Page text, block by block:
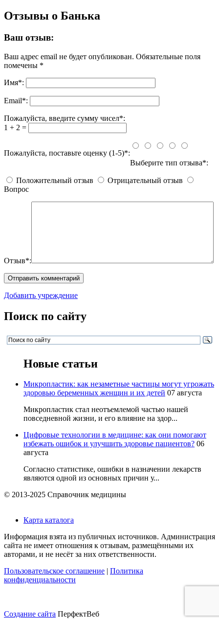
Отзывы о Банька
Ваш отзыв:
Ваш адрес email не будет опубликован. Обязательные поля
помечены *
Имя*:
Email*:
Пожалуйста, введите сумму чисел*:
1 + 2 =
Пожалуйста, поставьте оценку (1-5)*:
Выберите тип отзыва*:
Положительный отзыв
Отрицательный отзыв
Вопрос
Отзыв*:
Добавить учреждение
Поиск по сайту
Новые статьи
Микропластик: как незаметные частицы могут угрожать
здоровью беременных женщин и их детей 07 августа
Микропластик стал неотъемлемой частью нашей
повседневной жизни, и его влияние на здор...
Цифровые технологии в медицине: как они помогают
избежать ошибок и улучшить здоровье пациентов? 06
августа
Согласно статистике, ошибки в назначении лекарств
являются одной из основных причин у...
© 2013-2025 Справочник медицины
Карта каталога
Информация взята из публичных источников. Администрация
сайта не имеет отношения к отзывам, размещёнными их
авторами, и не несёт за них ответственности.
Пользовательское соглашение
Политика
конфиденциальности
Создание сайта ПерфектВеб